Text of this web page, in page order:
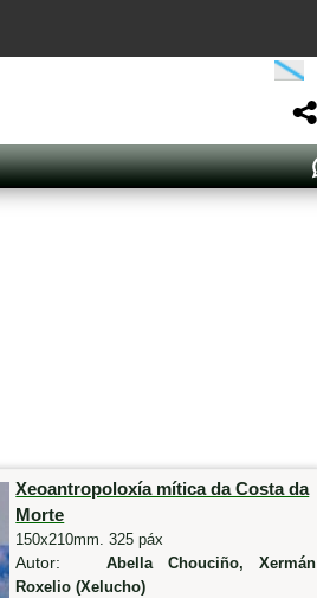
Xeoantropoloxía mítica da Costa da
Morte
150x210mm. 325 páx
Autor:Abella Chouciño, Xermán
Roxelio (Xelucho)